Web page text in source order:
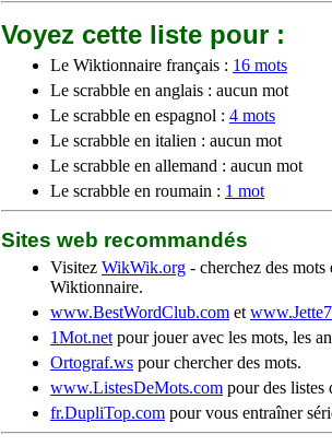
Voyez cette liste pour :
Le Wiktionnaire français : 16 mots
Le scrabble en anglais : aucun mot
Le scrabble en espagnol : 4 mots
Le scrabble en italien : aucun mot
Le scrabble en allemand : aucun mot
Le scrabble en roumain : 1 mot
Sites web recommandés
Visitez WikWik.org - cherchez des mots
Wiktionnaire.
www.BestWordClub.com et
1Mot.net pour jouer avec les mots, les
Ortograf.ws pour chercher des mots.
www.ListesDeMots.com pour des listes
fr.DupliTop.com pour vous entraîner